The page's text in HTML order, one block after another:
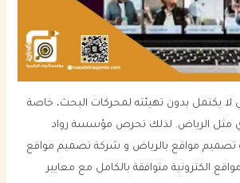
لا يكتمل بدون تهيئته لمحركات البحث، خاصة
الرياض. لذلك تحرص مؤسسة رواد
تصميم مواقع بالرياض و شركة تصميم مواقع
الكترونية متوافقة بالكامل مع معايير